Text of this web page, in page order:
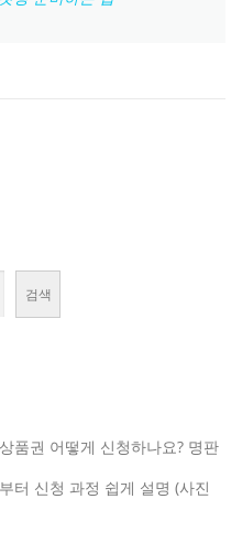
검색
품권 어떻게 신청하나요? 명판
터 신청 과정 쉽게 설명 (사진